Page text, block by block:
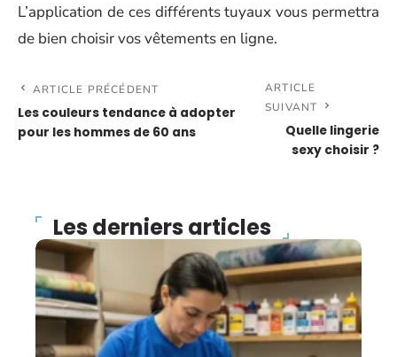
L’application de ces différents tuyaux vous permettra
de bien choisir vos vêtements en ligne.
ARTICLE PRÉCÉDENT
Les couleurs tendance à adopter
pour les hommes de 60 ans
ARTICLE
SUIVANT
Quelle lingerie
sexy choisir ?
Les derniers articles